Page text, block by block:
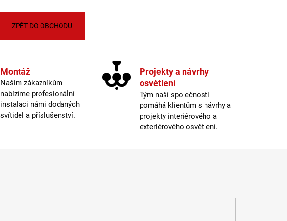
ZPĚT DO OBCHODU
Montáž
Našim zákazníkům
nabízíme profesionální
instalaci námi dodaných
svítidel a příslušenství.
Projekty a návrhy
osvětlení
Tým naší společnosti
pomáhá klientům s návrhy a
projekty interiérového a
exteriérového osvětlení.
ČERNÁ - LED2 LIGHTING
2 772 Kč